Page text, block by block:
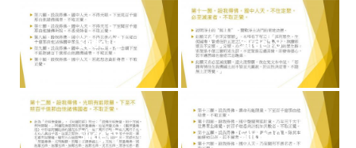
Slide17 Slide18
Slide19 Slide20